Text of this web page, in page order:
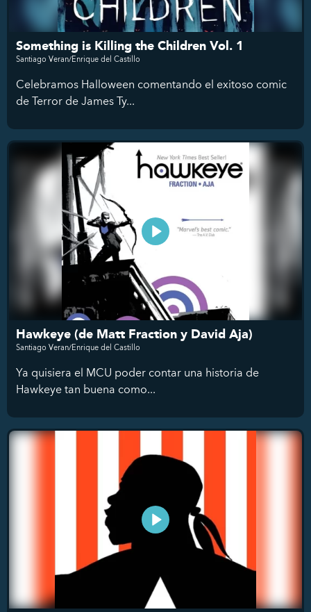
Something is Killing the Children Vol. 1
Santiago Veran/Enrique del Castillo
Celebramos Halloween comentando el exitoso comic
de Terror de James Ty...
Hawkeye (de Matt Fraction y David Aja)
Santiago Veran/Enrique del Castillo
Ya quisiera el MCU poder contar una historia de
Hawkeye tan buena como...